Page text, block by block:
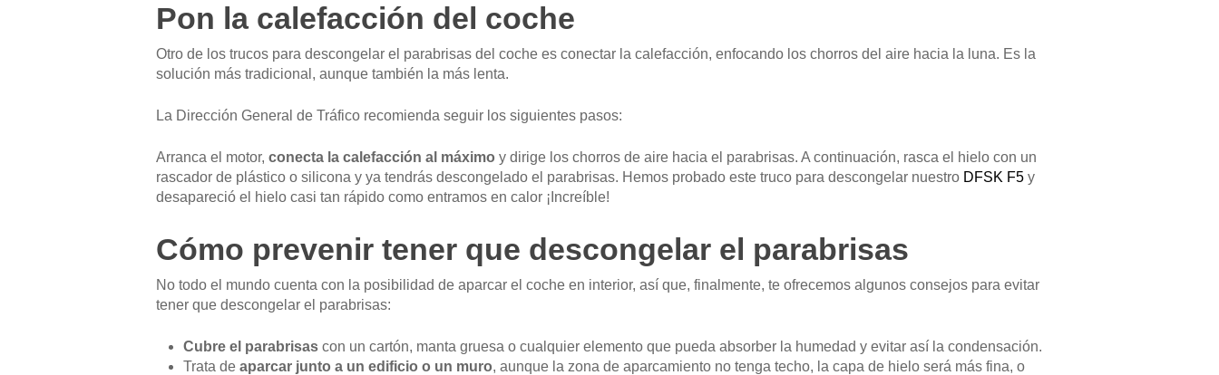
Pon la calefacción del coche
Otro de los trucos para descongelar el parabrisas del coche es conectar la calefacción, enfocando los chorros del aire hacia la luna. Es la
solución más tradicional, aunque también la más lenta.
La Dirección General de Tráfico recomienda seguir los siguientes pasos:
Arranca el motor, conecta la calefacción al máximo y dirige los chorros de aire hacia el parabrisas. A continuación, rasca el hielo con un
rascador de plástico o silicona y ya tendrás descongelado el parabrisas. Hemos probado este truco para descongelar nuestro DFSK F5 y
desapareció el hielo casi tan rápido como entramos en calor ¡Increíble!
Cómo prevenir tener que descongelar el parabrisas
No todo el mundo cuenta con la posibilidad de aparcar el coche en interior, así que, finalmente, te ofrecemos algunos consejos para evitar
tener que descongelar el parabrisas:
Cubre el parabrisas con un cartón, manta gruesa o cualquier elemento que pueda absorber la humedad y evitar así la condensación.
Trata de aparcar junto a un edificio o un muro, aunque la zona de aparcamiento no tenga techo, la capa de hielo será más fina, o